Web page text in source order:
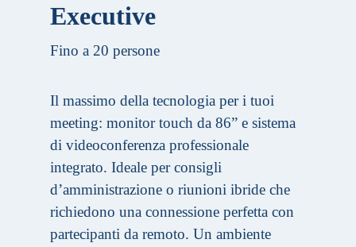
Executive
Fino a 20 persone
Il massimo della tecnologia per i tuoi
meeting: monitor touch da 86” e sistema
di videoconferenza professionale
integrato. Ideale per consigli
d’amministrazione o riunioni ibride che
richiedono una connessione perfetta con
partecipanti da remoto. Un ambiente